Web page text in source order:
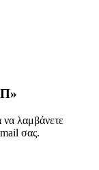
να λαμβάνετε
σας.